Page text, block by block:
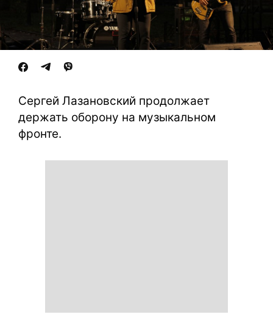
Сергей Лазановский продолжает
держать оборону на музыкальном
фронте.